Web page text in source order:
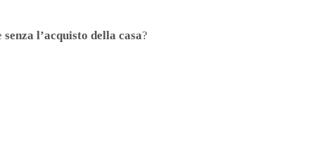
senza l’acquisto della casa?